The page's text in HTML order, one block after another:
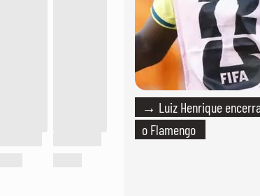
→ Luiz Henrique
o Flamengo